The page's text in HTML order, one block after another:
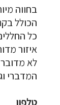
בחווה
הכולל
כל
איזור
לא
המדברי